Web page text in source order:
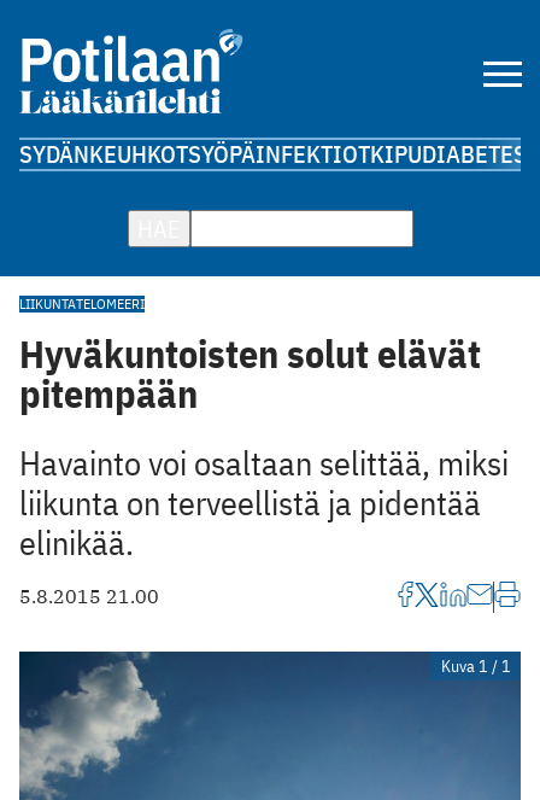
SYDÄNKEUHKOTSYÖPÄINFEKTIOTKIPUDIABETES
LIIKUNTATELOMEERI
Hyväkuntoisten solut elävät
pitempään
Havainto voi osaltaan selittää, miksi
liikunta on terveellistä ja pidentää
elinikää.
5.8.2015 21.00
Kuva 1 / 1